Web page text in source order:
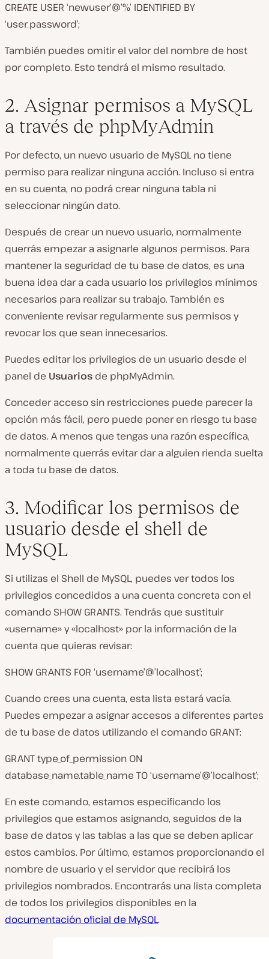
CREATE USER ‘newuser’@’%’ IDENTIFIED BY
‘user_password’;
También puedes omitir el valor del nombre de host
por completo. Esto tendrá el mismo resultado.
2. Asignar permisos a MySQL
a través de phpMyAdmin
Por defecto, un nuevo usuario de MySQL no tiene
permiso para realizar ninguna acción. Incluso si entra
en su cuenta, no podrá crear ninguna tabla ni
seleccionar ningún dato.
Después de crear un nuevo usuario, normalmente
querrás empezar a asignarle algunos permisos. Para
mantener la seguridad de tu base de datos, es una
buena idea dar a cada usuario los privilegios mínimos
necesarios para realizar su trabajo. También es
conveniente revisar regularmente sus permisos y
revocar los que sean innecesarios.
Puedes editar los privilegios de un usuario desde el
panel de Usuarios de phpMyAdmin.
Conceder acceso sin restricciones puede parecer la
opción más fácil, pero puede poner en riesgo tu base
de datos. A menos que tengas una razón específica,
normalmente querrás evitar dar a alguien rienda suelta
a toda tu base de datos.
3. Modificar los permisos de
usuario desde el shell de
MySQL
Si utilizas el Shell de MySQL, puedes ver todos los
privilegios concedidos a una cuenta concreta con el
comando SHOW GRANTS. Tendrás que sustituir
«username» y «localhost» por la información de la
cuenta que quieras revisar:
SHOW GRANTS FOR ‘username’@’localhost’;
Cuando crees una cuenta, esta lista estará vacía.
Puedes empezar a asignar accesos a diferentes partes
de tu base de datos utilizando el comando GRANT:
GRANT type_of_permission ON
database_name.table_name TO ‘username’@’localhost’;
En este comando, estamos especificando los
privilegios que estamos asignando, seguidos de la
base de datos y las tablas a las que se deben aplicar
estos cambios. Por último, estamos proporcionando el
nombre de usuario y el servidor que recibirá los
privilegios nombrados. Encontrarás una lista completa
de todos los privilegios disponibles en la
documentación oficial de MySQL.